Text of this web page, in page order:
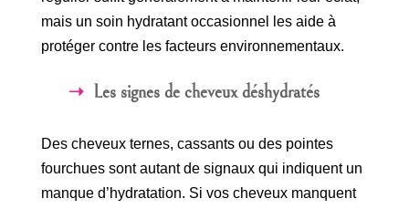
mais un soin hydratant occasionnel les aide à
protéger contre les facteurs environnementaux.
Les signes de cheveux déshydratés
Des cheveux ternes, cassants ou des pointes
fourchues sont autant de signaux qui indiquent un
manque d’hydratation. Si vos cheveux manquent